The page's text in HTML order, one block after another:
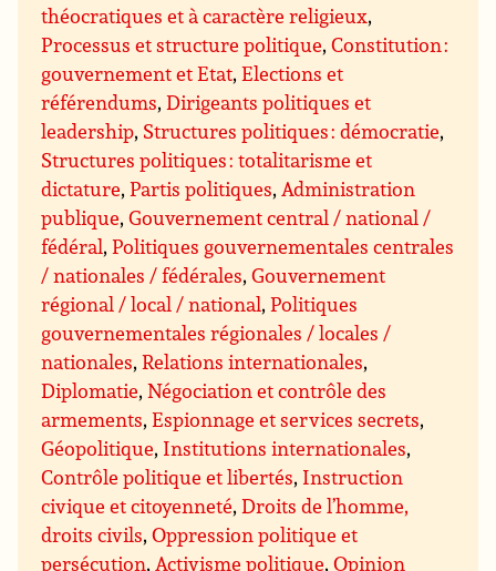
théocratiques et à caractère religieux,
Processus et structure politique,Constitution :
gouvernement et Etat,Elections et
référendums,Dirigeants politiques et
leadership, Structures politiques : démocratie,
Structures politiques : totalitarisme et
dictature,Partis politiques,Administration
publique,Gouvernement central / national /
fédéral,Politiques gouvernementales centrales
/ nationales / fédérales,Gouvernement
régional / local / national,Politiques
gouvernementales régionales / locales /
nationales,Relations internationales,
Diplomatie,Négociation et contrôle des
armements,Espionnage et services secrets,
Géopolitique, Institutions internationales,
Contrôle politique et libertés, Instruction
civique et citoyenneté,Droits de l’homme,
droits civils,Oppression politique et
persécution,Activisme politique,Opinion